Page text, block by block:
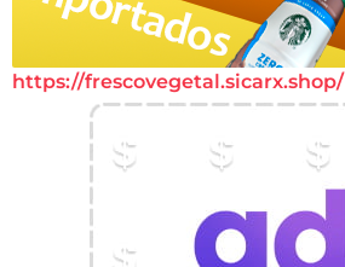
https://frescovegetal.sicarx.shop/